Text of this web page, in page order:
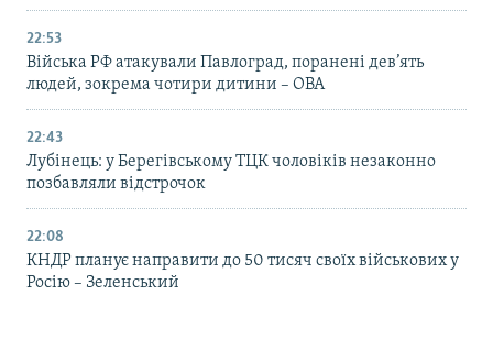
22:53
Війська РФ атакували Павлоград, поранені дев’ять
людей, зокрема чотири дитини – ОВА
22:43
Лубінець: у Берегівському ТЦК чоловіків незаконно
позбавляли відстрочок
22:08
КНДР планує направити до 50 тисяч своїх військових у
Росію – Зеленський